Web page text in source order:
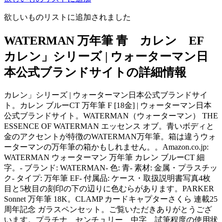
欲しいものリストに追加されました
WATERMAN 万年筆 青 カレン EF
カレン」シリーズ | ウォーターマン日
本公式ブランドサイトの詳細情報
カレン」シリーズ | ウォーターマン日本公式ブランドサイ
ト。カレン ブルーCT 万年筆 F [18金] | ウォーターマン日本
公式ブランドサイト。WATERMAN（ウォーターマン） THE
ESSENCE OF WATERMAN エッセンス オブ。青いボディと
金のアクセントが特徴のWATERMAN万年筆。箱は違うウォ
ーターマンの万年筆の箱かもしれません。。Amazon.co.jp:
WATERMAN ウォーターマン 万年筆 カレン ブルーCT 細
字。- ブランド: WATERMAN- 色: 青- 素材: 金属・プラスチッ
ク- タイプ: 万年筆 EF- 付属品: ケース・取扱説明書写真4枚
目と5枚目の刻印の下の辺りに色むらがあります。PARKER
Sonnet 万年筆 18K。CLAMP カードキャプターさくら 連載25
周年記念 ガラスペンセット。ご覧いただきありがとうござ
います。プラチナ センチュリー 中字 試筆程度の使用状